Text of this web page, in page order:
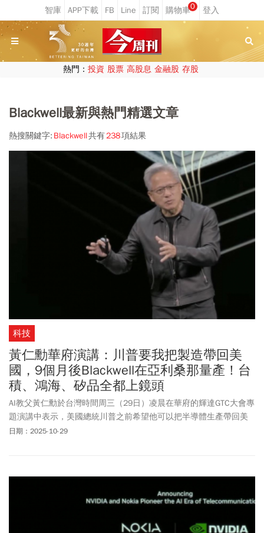
0
熱門： 投資 股票 高股息 金融股 存股
Blackwell最新與熱門精選文章
熱搜關鍵字: Blackwell共有238項結果
科技
黃仁勳華府演講：川普要我把製造帶回美
國，9個月後Blackwell在亞利桑那量產！台
積、鴻海、矽品全都上鏡頭
AI教父黃仁勳於台灣時間周三（29日）凌晨在華府的輝達GTC大會專
題演講中表示，美國總統川普之前希望他可以把半導體生產帶回美
國，僅僅九個月後Blackwell GPU晶片已經在台積電的亞利桑那州晶
的需求極為強勁，預期2026全年輝達來自Blackwell及初期Rubin晶
晶片全期營收的五倍以上！」輝達股價週二大漲近 5%，市值增加逾
日期：2025-10-29